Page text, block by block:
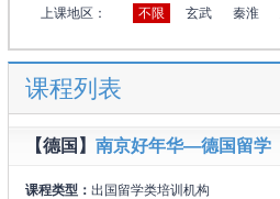
上课地区： 不限 玄武 秦淮
课程列表
【德国】 南京好年华—德国留学
课程类型： 出国留学类培训机构